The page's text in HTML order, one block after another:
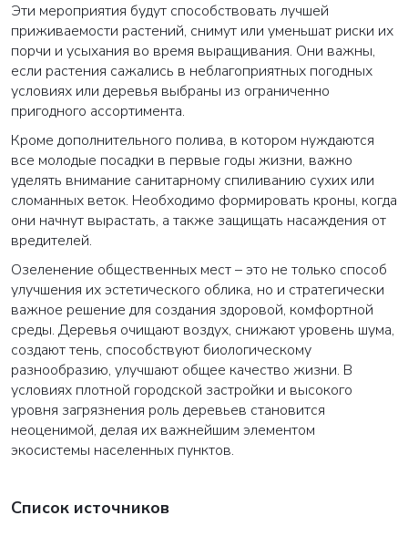
Эти мероприятия будут способствовать лучшей
приживаемости растений, снимут или уменьшат риски их
порчи и усыхания во время выращивания. Они важны,
если растения сажались в неблагоприятных погодных
условиях или деревья выбраны из ограниченно
пригодного ассортимента.
Кроме дополнительного полива, в котором нуждаются
все молодые посадки в первые годы жизни, важно
уделять внимание санитарному спиливанию сухих или
сломанных веток. Необходимо формировать кроны, когда
они начнут вырастать, а также защищать насаждения от
вредителей.
Озеленение общественных мест – это не только способ
улучшения их эстетического облика, но и стратегически
важное решение для создания здоровой, комфортной
среды. Деревья очищают воздух, снижают уровень шума,
создают тень, способствуют биологическому
разнообразию, улучшают общее качество жизни. В
условиях плотной городской застройки и высокого
уровня загрязнения роль деревьев становится
неоценимой, делая их важнейшим элементом
экосистемы населенных пунктов.
Список источников
Закрыть